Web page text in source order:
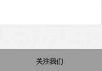
关注我们